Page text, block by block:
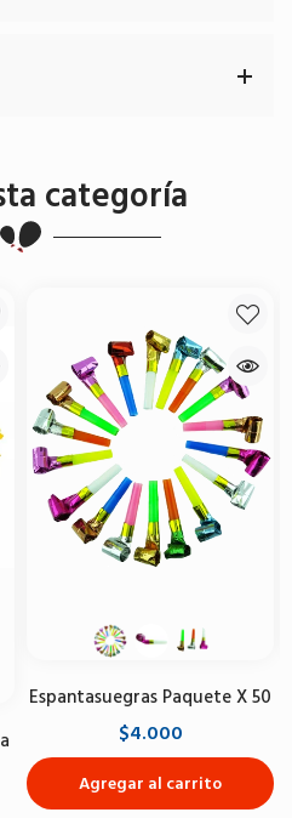
categoría
Espantasuegras Paquete X 50
$4.000
Agregar al carrito